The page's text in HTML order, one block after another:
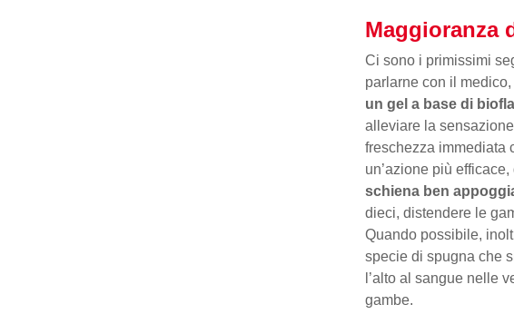
Maggioranza
Ci sono i primissimi
parlarne con il medico,
un gel a base di
alleviare la
freschezza immediata
un’azione più
schiena ben
dieci, distendere le
Quando possibile,
specie di spugna che
l’alto al sangue nelle
gambe.